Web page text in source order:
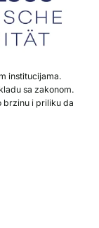
institucijama.
sa zakonom.
brzinu i priliku da